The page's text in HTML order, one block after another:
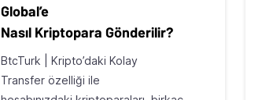
Global’e
Nasıl Kriptopara Gönderilir?
BtcTurk | Kripto’daki Kolay
Transfer özelliği ile